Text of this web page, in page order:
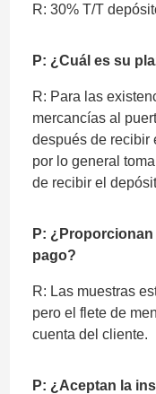
R: 30% T/T
P: ¿Cuál es su
R: Para las
mercancías al
después de recibir
por lo general
de recibir el
P:
pago?
R: Las muestras
pero el flete de
cuenta del cliente.
P: ¿Aceptan la